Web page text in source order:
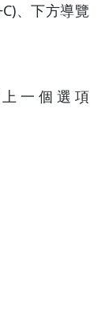
、下方導覽
一個選項